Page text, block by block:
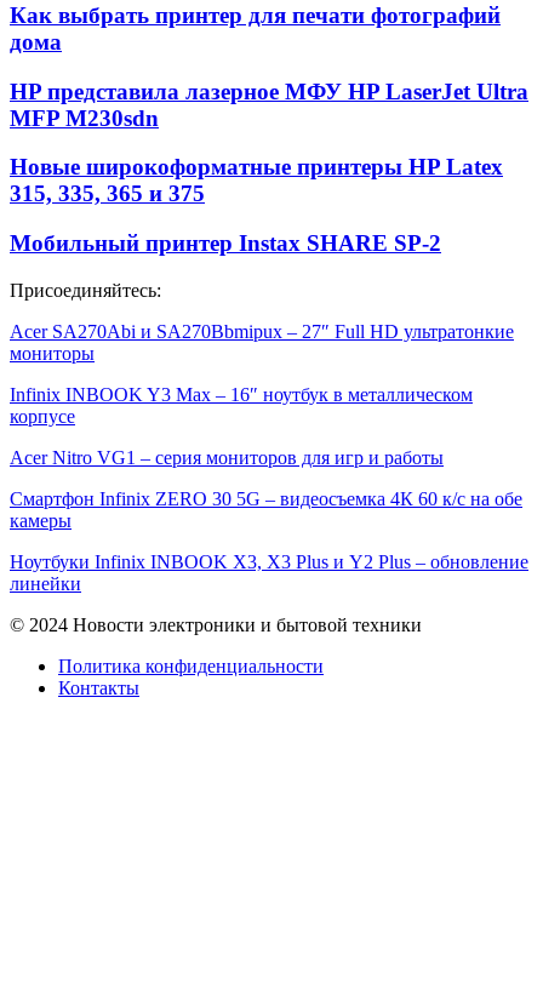
Как выбрать принтер для печати фотографий
дома
HP представила лазерное МФУ HP LaserJet Ultra
MFP M230sdn
Новые широкоформатные принтеры HP Latex
315, 335, 365 и 375
Мобильный принтер Instax SHARE SP-2
Присоединяйтесь:
Acer SA270Abi и SA270Bbmipux – 27″ Full HD ультратонкие
мониторы
Infinix INBOOK Y3 Max – 16″ ноутбук в металлическом
корпусе
Acer Nitro VG1 – серия мониторов для игр и работы
Смартфон Infinix ZERO 30 5G – видеосъемка 4К 60 к/с на обе
камеры
Ноутбуки Infinix INBOOK X3, X3 Plus и Y2 Plus – обновление
линейки
© 2024 Новости электроники и бытовой техники
Политика конфиденциальности
Контакты